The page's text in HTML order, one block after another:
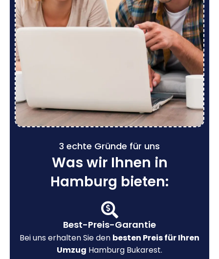
3 echte Gründe für uns
Was wir Ihnen in
Hamburg bieten:
Best-Preis-Garantie
Bei uns erhalten Sie den besten Preis für Ihren
Umzug Hamburg Bukarest.